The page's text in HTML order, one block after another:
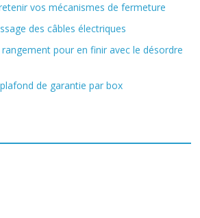
vos mécanismes de fermeture
des câbles électriques
pour en finir avec le désordre
de garantie par box